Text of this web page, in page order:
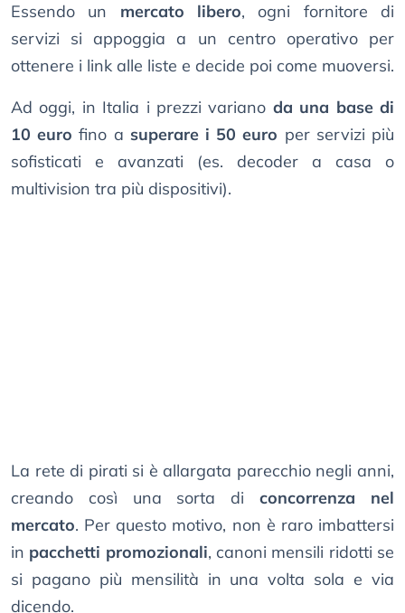
Essendo un mercato libero, ogni fornitore di
servizi si appoggia a un centro operativo per
ottenere i link alle liste e decide poi come muoversi.
Ad oggi, in Italia i prezzi variano da una base di
10 euro fino a superare i 50 euro per servizi più
sofisticati e avanzati (es. decoder a casa o
multivision tra più dispositivi).
La rete di pirati si è allargata parecchio negli anni,
creando così una sorta diconcorrenza nel
mercato. Per questo motivo, non è raro imbattersi
in pacchetti promozionali, canoni mensili ridotti se
si pagano più mensilità in una volta sola e via
dicendo.